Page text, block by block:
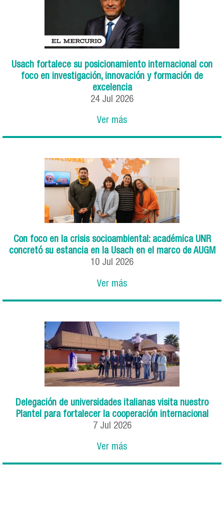
Usach fortalece su posicionamiento internacional con
foco en investigación, innovación y formación de
excelencia
24 Jul 2026
Ver más
Con foco en la crisis socioambiental: académica UNR
concretó su estancia en la Usach en el marco de AUGM
10 Jul 2026
Ver más
Delegación de universidades italianas visita nuestro
Plantel para fortalecer la cooperación internacional
7 Jul 2026
Ver más